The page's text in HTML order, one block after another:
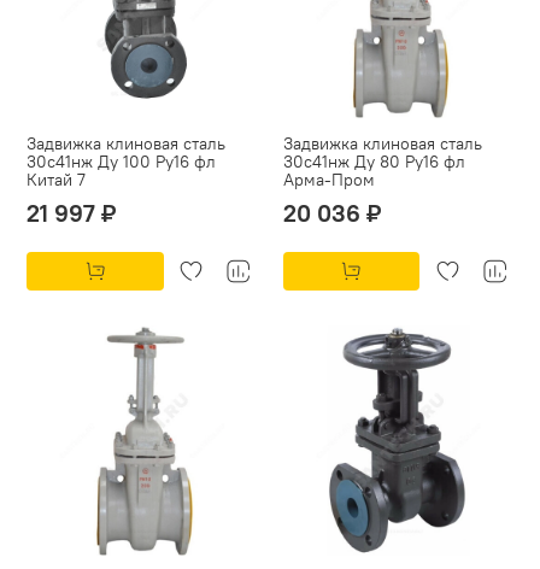
Задвижка клиновая сталь
30с41нж Ду 100 Ру16 фл
Китай 7
21 997 ₽
Задвижка клиновая сталь
30с41нж Ду 80 Ру16 фл
Арма-Пром
20 036 ₽